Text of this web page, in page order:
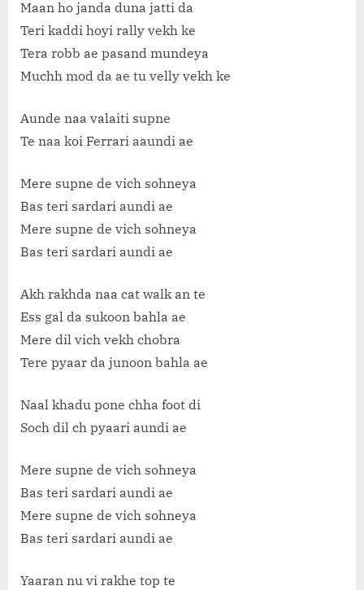
Maan ho janda duna jatti da
Teri kaddi hoyi rally vekh ke
Tera robb ae pasand mundeya
Muchh mod da ae tu velly vekh ke
Aunde naa valaiti supne
Te naa koi Ferrari aaundi ae
Mere supne de vich sohneya
Bas teri sardari aundi ae
Mere supne de vich sohneya
Bas teri sardari aundi ae
Akh rakhda naa cat walk an te
Ess gal da sukoon bahla ae
Mere dil vich vekh chobra
Tere pyaar da junoon bahla ae
Naal khadu pone chha foot di
Soch dil ch pyaari aundi ae
Mere supne de vich sohneya
Bas teri sardari aundi ae
Mere supne de vich sohneya
Bas teri sardari aundi ae
Yaaran nu vi rakhe top te